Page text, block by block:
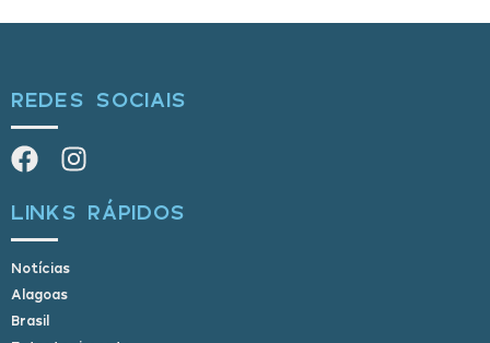
REDES SOCIAIS
LINKS RÁPIDOS
Notícias
Alagoas
Brasil